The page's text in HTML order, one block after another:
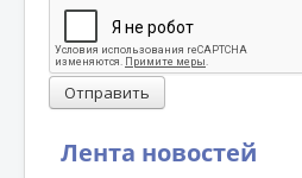
Лента новостей
Отправить